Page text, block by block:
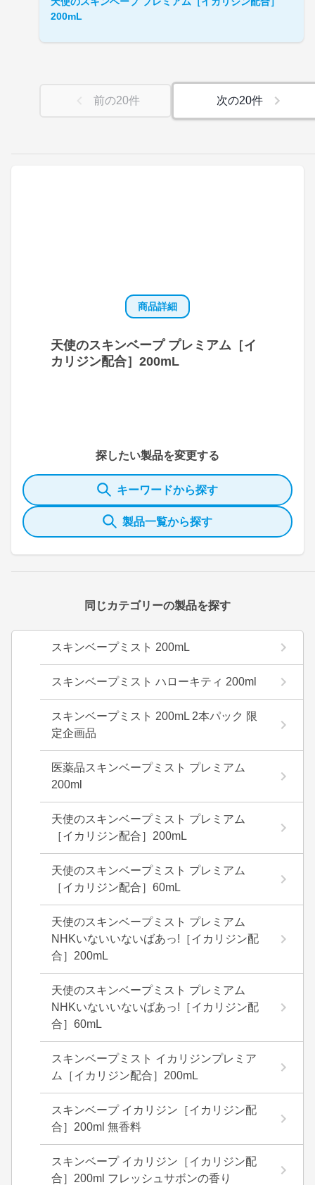
商品詳細
天使のスキンベープ プレミアム［イ
カリジン配合］200mL
探したい製品を変更する
キーワードから探す
製品一覧から探す
同じカテゴリーの製品を探す
スキンベープミスト 200mL
スキンベープミスト ハローキティ 200ml
スキンベープミスト 200mL 2本パック 限
定企画品
医薬品スキンベープミスト プレミアム
200ml
天使のスキンベープミスト プレミアム
［イカリジン配合］200mL
天使のスキンベープミスト プレミアム
［イカリジン配合］60mL
天使のスキンベープミスト プレミアム
NHKいないいないばあっ!［イカリジン配
合］200mL
天使のスキンベープミスト プレミアム
NHKいないいないばあっ!［イカリジン配
合］60mL
スキンベープミスト イカリジンプレミア
ム［イカリジン配合］200mL
スキンベープ イカリジン［イカリジン配
合］200ml 無香料
スキンベープ イカリジン［イカリジン配
合］200ml フレッシュサボンの香り
200mL
前の20件 次の20件